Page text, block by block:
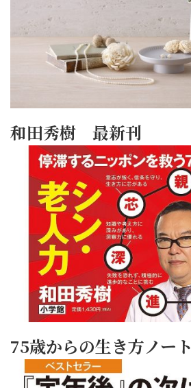
和田秀樹 最新刊
75歳からの生き方ノート